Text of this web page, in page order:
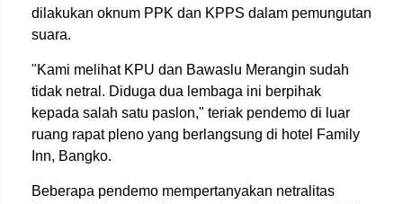
dilakukan oknum PPK dan KPPS dalam pemungutan
suara.
"Kami melihat KPU dan Bawaslu Merangin sudah
tidak netral. Diduga dua lembaga ini berpihak
kepada salah satu paslon," teriak pendemo di luar
ruang rapat pleno yang berlangsung di hotel Family
Inn, Bangko.
Beberapa pendemo mempertanyakan netralitas